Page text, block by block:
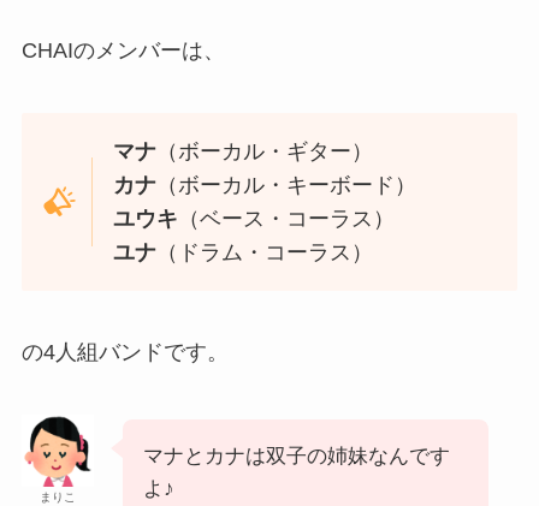
CHAIのメンバーは、
マナ （ボーカル・ギター）
カナ （ボーカル・キーボード）
ユウキ （ベース・コーラス）
ユナ （ドラム・コーラス）
の4人組バンドです。
まりこ
マナとカナは双子の姉妹なんです
よ♪